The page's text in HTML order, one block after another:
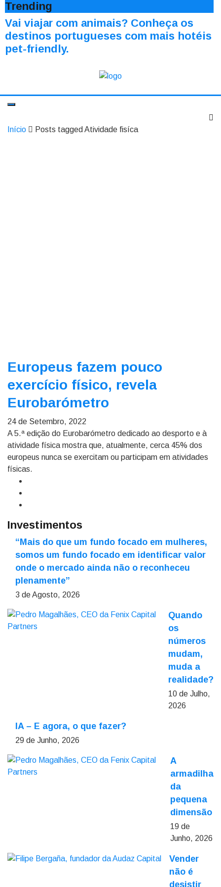
Trending
Vai viajar com animais? Conheça os
destinos portugueses com mais hotéis
pet-friendly.
Início Posts tagged Atividade fisíca
Europeus fazem pouco
exercício físico, revela
Eurobarómetro
24 de Setembro, 2022
A 5.ª edição do Eurobarómetro dedicado ao desporto e à
atividade física mostra que, atualmente, cerca 45% dos
europeus nunca se exercitam ou participam em atividades
físicas.
Investimentos
“Mais do que um fundo focado em mulheres,
somos um fundo focado em identificar valor
onde o mercado ainda não o reconheceu
plenamente”
3 de Agosto, 2026
Quando
os
números
mudam,
muda a
realidade?
10 de Julho,
2026
IA – E agora, o que fazer?
29 de Junho, 2026
A
armadilha
da
pequena
dimensão
19 de
Junho, 2026
Vender
não é
desistir